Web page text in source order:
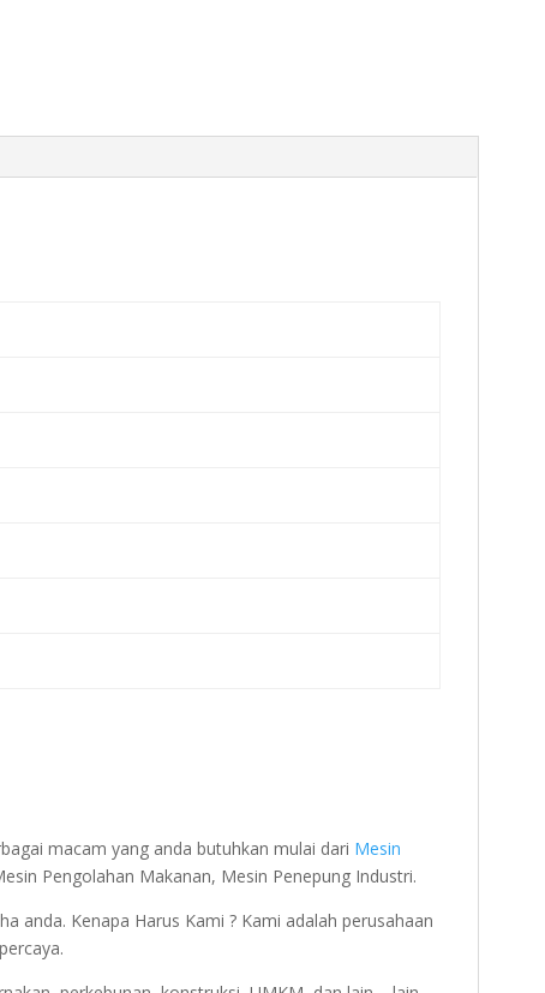
macam yang anda butuhkan mulai dari Mesin
Pengolahan Makanan, Mesin Penepung Industri.
anda. Kenapa Harus Kami ? Kami adalah perusahaan